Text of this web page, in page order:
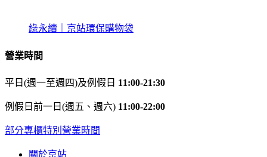
綠永續｜京站環保購物袋
營業時間
平日(週一至週四)及例假日 11:00-21:30
例假日前一日(週五、週六) 11:00-22:00
部分專櫃特別營業時間
關於京站